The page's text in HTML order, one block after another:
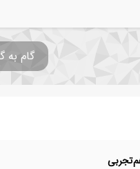
گام به
تجربی